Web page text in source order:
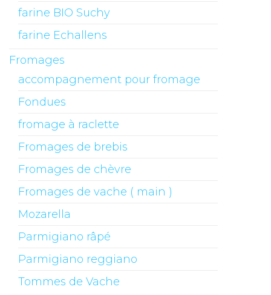
farine BIO Suchy
farine Echallens
Fromages
accompagnement pour fromage
Fondues
fromage à raclette
Fromages de brebis
Fromages de chèvre
Fromages de vache ( main )
Mozarella
Parmigiano râpé
Parmigiano reggiano
Tommes de Vache